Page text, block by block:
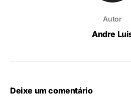
Autor
Andre
Deixe um comentário